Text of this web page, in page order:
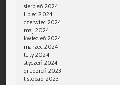
sierpień 2024
lipiec 2024
czerwiec 2024
maj 2024
kwiecień 2024
marzec 2024
luty 2024
styczeń 2024
grudzień 2023
listopad 2023